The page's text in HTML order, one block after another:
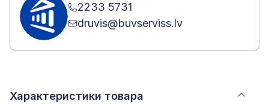
2233 5731
druvis@buvserviss.lv
Характеристики товара